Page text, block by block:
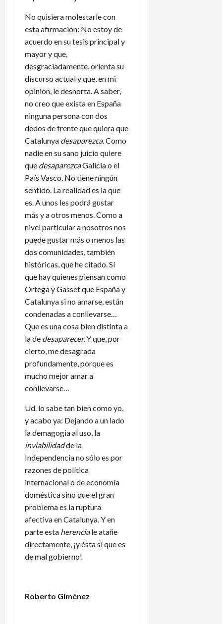
No quisiera molestarle con
esta afirmación: No estoy de
acuerdo en su tesis principal y
mayor y que,
desgraciadamente, orienta su
discurso actual y que, en mi
opinión, le desnorta. A saber,
no creo que exista en España
ninguna persona con dos
dedos de frente que quiera que
Catalunya desaparezca. Como
nadie en su sano juicio quiere
que desaparezcaGalicia o el
País Vasco. No tiene ningún
sentido. La realidad es la que
es. A unos les podrá gustar
más y a otros menos. Como a
nivel particular a nosotros nos
puede gustar más o menos las
dos comunidades, también
históricas, que he citado. Sí
que hay quienes piensan como
Ortega y Gasset que España y
Catalunya si no amarse, están
condenadas a conllevarse…
Que es una cosa bien distinta a
la de desaparecer.Y que, por
cierto, me desagrada
profundamente, porque es
mucho mejor amar a
conllevarse…
Ud. lo sabe tan bien como yo,
y acabo ya: Dejando a un lado
la demagogia al uso, la
inviabilidadde la
Independencia no sólo es por
razones de política
internacional o de economía
doméstica sino que el gran
problema es la ruptura
afectiva en Catalunya. Y en
parte esta herenciale atañe
directamente, ¡y ésta sí que es
de mal gobierno!
Roberto Giménez